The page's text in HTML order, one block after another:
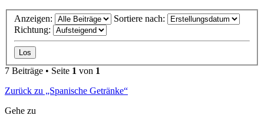
Anzeigen:
Sortiere nach:
Richtung:
7 Beiträge • Seite 1 von 1
Zurück zu „Spanische Getränke“
Gehe zu